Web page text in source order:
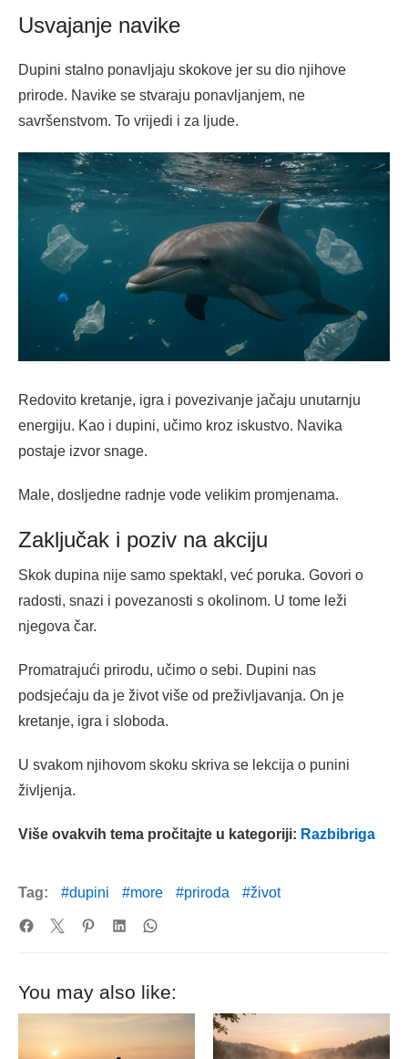
Usvajanje navike
Dupini stalno ponavljaju skokove jer su dio njihove
prirode. Navike se stvaraju ponavljanjem, ne
savršenstvom. To vrijedi i za ljude.
Redovito kretanje, igra i povezivanje jačaju unutarnju
energiju. Kao i dupini, učimo kroz iskustvo. Navika
postaje izvor snage.
Male, dosljedne radnje vode velikim promjenama.
Zaključak i poziv na akciju
Skok dupina nije samo spektakl, već poruka. Govori o
radosti, snazi i povezanosti s okolinom. U tome leži
njegova čar.
Promatrajući prirodu, učimo o sebi. Dupini nas
podsjećaju da je život više od preživljavanja. On je
kretanje, igra i sloboda.
U svakom njihovom skoku skriva se lekcija o punini
življenja.
Više ovakvih tema pročitajte u kategoriji: Razbibriga
Tag: dupini more priroda život
You may also like: